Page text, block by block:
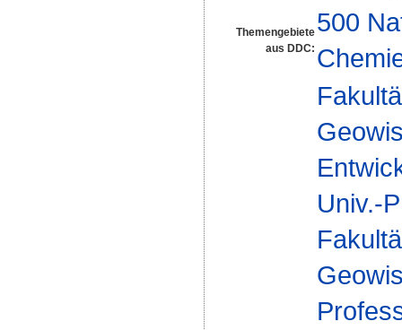
Themengebiete
aus DDC:
500
Univ.-